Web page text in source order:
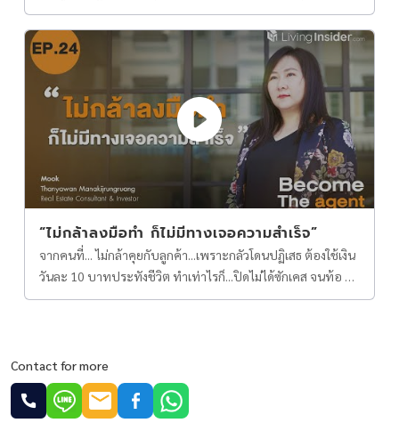
ยอมรับการปฏิเสธให้เป็น Become The Agent Ep.17 จะพาไป
คุยกับ คุณบอย ยอดชาย สราญฤทธิชัย Professional Real
Estate Agent
“ไม่กล้าลงมือทำ ก็ไม่มีทางเจอความสำเร็จ”
จากคนที่... ไม่กล้าคุยกับลูกค้า...เพราะกลัวโดนปฏิเสธ ต้องใช้เงิน
วันละ 10 บาทประทังชีวิต ทำเท่าไรก็...ปิดไม่ได้ซักเคส จนท้อ ขอ
ลองอีกซักตั้ง... คิดใหม่ ทำใหม่ จนประสบความสำเร็จ วันนี้เราจะ
Contact for more